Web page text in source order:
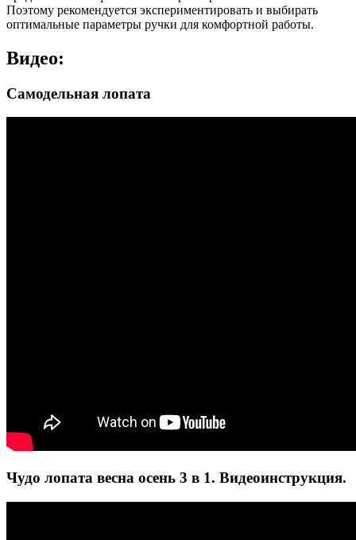
Поэтому рекомендуется экспериментировать и выбирать
оптимальные параметры ручки для комфортной работы.
Видео:
Самодельная лопата
Чудо лопата весна осень 3 в 1. Видеоинструкция.